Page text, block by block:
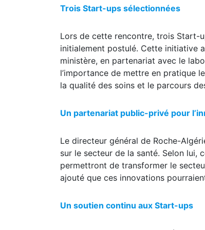
Trois Start-ups sélectionnées
Lors de cette rencontre, trois Start-
initialement postulé. Cette initiative
ministère, en partenariat avec le
l’importance de mettre en pratique
la qualité des soins et le parcours
Un partenariat public-privé pour
Le directeur général de Roche-
sur le secteur de la santé. Selon
permettront de transformer le
ajouté que ces innovations
Un soutien continu aux Start-ups